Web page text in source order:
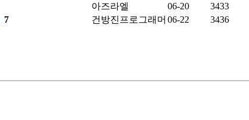
아즈라엘 06-20
3433
7 건방진프로그래머 06-22
3436